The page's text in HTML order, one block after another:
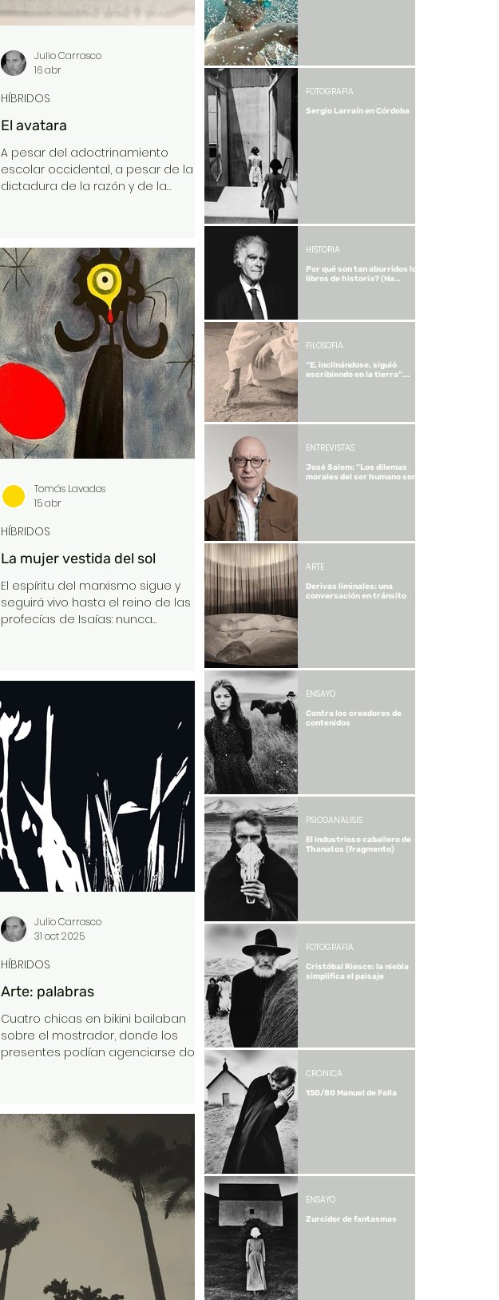
El avatara
A pesar del adoctrinamiento
escolar occidental, a pesar de la
dictadura de la razón y de la
positivismo y del realismo socialista
NASA, a pesar de todo esto, digo, la
conducta humana sigue siendo
sistemáticamente desbordada por
la irracionalidad. Y si bien esta
asoma la mayoría de las veces
vestida con el humilde taparrabos
del desatino, no necesita más para
escalar hasta las más grotescas
mutaciones de la estup
HÍBRIDOS
Julio Carrasco
16 abr
La mujer vestida del sol
El espíritu del marxismo sigue y
seguirá vivo hasta el reino de las
profecías de Isaías: nunca
revolucionario en la historia mundial
del momento en que la palabra de
la verdad
HÍBRIDOS
Tomás Lavados
15 abr
Arte: palabras
Cuatro chicas en bikini bailaban
sobre el mostrador, donde los
presentes podían agenciarse dosis
inauguración de una feria de arte
contemporáneo. No digo que todo
el arte que se fabrica hoy sea
superficial, pero dios sabe que
HÍBRIDOS
Julio Carrasco
31 oct 2025
Sergio Larraín en Córdoba
FOTOGRAFÍA
Por qué son tan aburridos los
libros de historia? (Ha
HISTORIA
“E, inclinándose, siguió
escribiendo en la tierra”.
FILOSOFÍA
José Salem: “Los dilemas
morales del ser humano son
ENTREVISTAS
Derivas liminales: una
conversación en tránsito
ARTE
Contra los creadores de
contenidos
ENSAYO
El industrioso caballero de
Thanatos (fragmento)
PSICOANÁLISIS
Cristóbal Riesco: la niebla
simplifica el paisaje
FOTOGRAFÍA
150/80 Manuel de Falla
CRÓNICA
Zurcidor de fantasmas
ENSAYO